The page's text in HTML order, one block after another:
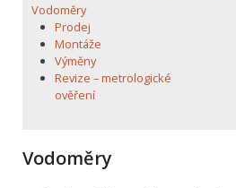
Vodoměry
Prodej
Montáže
Výměny
Revize – metrologické
ověření
Vodoměry